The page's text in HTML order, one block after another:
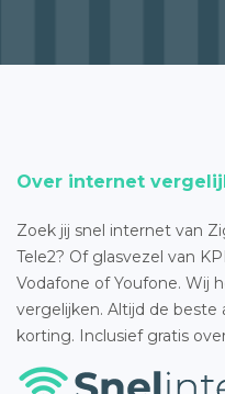
Over internet
Zoek jij snel internet van
Tele2? Of glasvezel van
Vodafone of Youfone. Wij
vergelijken. Altijd de
korting. Inclusief gratis